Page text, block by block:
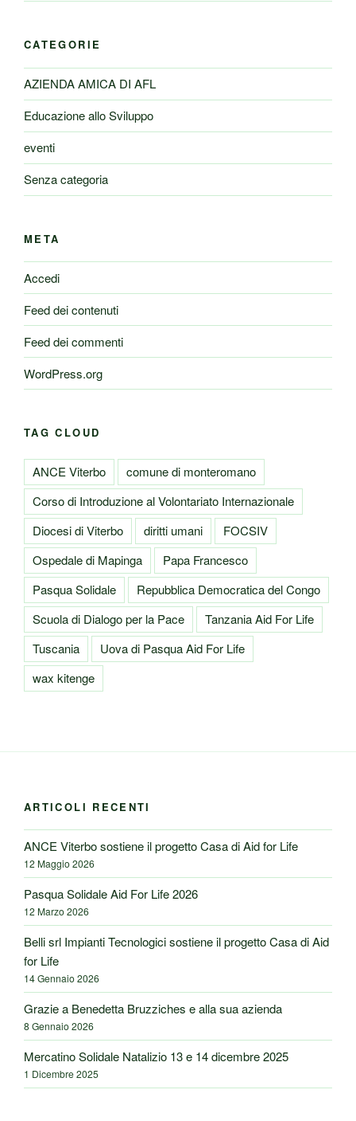
CATEGORIE
AZIENDA AMICA DI AFL
Educazione allo Sviluppo
eventi
Senza categoria
META
Accedi
Feed dei contenuti
Feed dei commenti
WordPress.org
TAG CLOUD
ANCE Viterbo
comune di monteromano
Corso di Introduzione al Volontariato Internazionale
Diocesi di Viterbo
diritti umani
FOCSIV
Ospedale di Mapinga
Papa Francesco
Pasqua Solidale
Repubblica Democratica del Congo
Scuola di Dialogo per la Pace
Tanzania Aid For Life
Tuscania
Uova di Pasqua Aid For Life
wax kitenge
ARTICOLI RECENTI
ANCE Viterbo sostiene il progetto Casa di Aid for Life
12 Maggio 2026
Pasqua Solidale Aid For Life 2026
12 Marzo 2026
Belli srl Impianti Tecnologici sostiene il progetto Casa di Aid
for Life
14 Gennaio 2026
Grazie a Benedetta Bruzziches e alla sua azienda
8 Gennaio 2026
Mercatino Solidale Natalizio 13 e 14 dicembre 2025
1 Dicembre 2025